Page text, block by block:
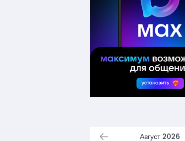
Август 2026